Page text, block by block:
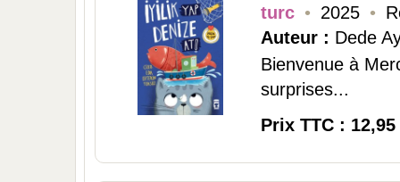
turc • 2025 •
Auteur : Dede
Bienvenue à
surprises...
Prix TTC : 12,95